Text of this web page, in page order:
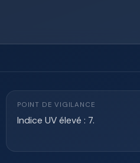
POINT DE VIGILANCE
Indice UV élevé : 7.